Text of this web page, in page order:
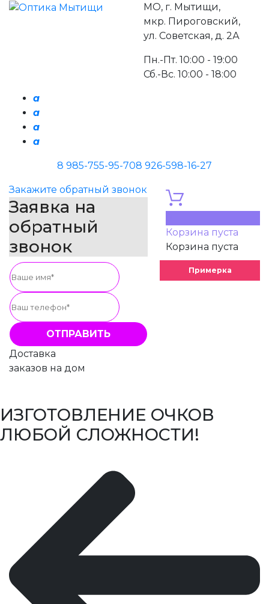
МО, г. Мытищи,
мкр. Пироговский,
ул. Советская, д. 2А
Пн.-Пт. 10:00 - 19:00
Сб.-Вс. 10:00 - 18:00
a
a
a
a
8 985-755-95-708 926-598-16-27
Закажите обратный звонок
Заявка на
обратный
звонок
Доставка
заказов на дом
Корзина пуста
Корзина пуста
Примерка
ИЗГОТОВЛЕНИЕ ОЧКОВ
ЛЮБОЙ СЛОЖНОСТИ!